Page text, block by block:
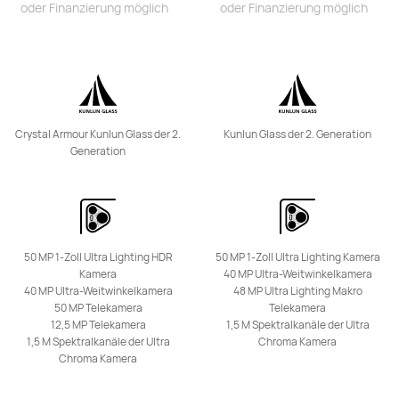
oder Finanzierung möglich
HUAWEI Mate X6
Benachrichtigt mich
HUAWEI Mate 50 Pro
oder Finanzierung möglich
Crystal Armour Kunlun Glass der 2.
Generation
50 MP 1-Zoll Ultra Lighting HDR
Kamera
40 MP Ultra-Weitwinkelkamera
50 MP Telekamera
12,5 MP Telekamera
1,5 M Spektralkanäle der Ultra
Chroma Kamera
oder Finanzierung möglich
Kunlun Glass der 2. Generation
50 MP 1-Zoll Ultra Lighting Kamera
40 MP Ultra-Weitwinkelkamera
48 MP Ultra Lighting Makro
Telekamera
1,5 M Spektralkanäle der Ultra
Chroma Kamera